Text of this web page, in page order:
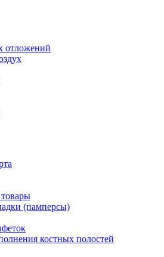
отложений
(памперсы)
костных полостей